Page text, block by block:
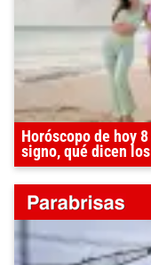
Horóscopo de hoy
signo, qué dicen